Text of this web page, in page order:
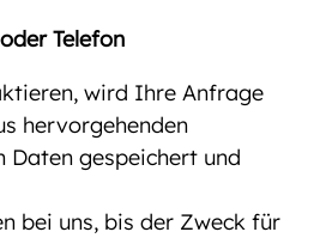
Telefon
wird Ihre Anfrage
hervorgehenden
Daten gespeichert und
bei uns, bis der Zweck für